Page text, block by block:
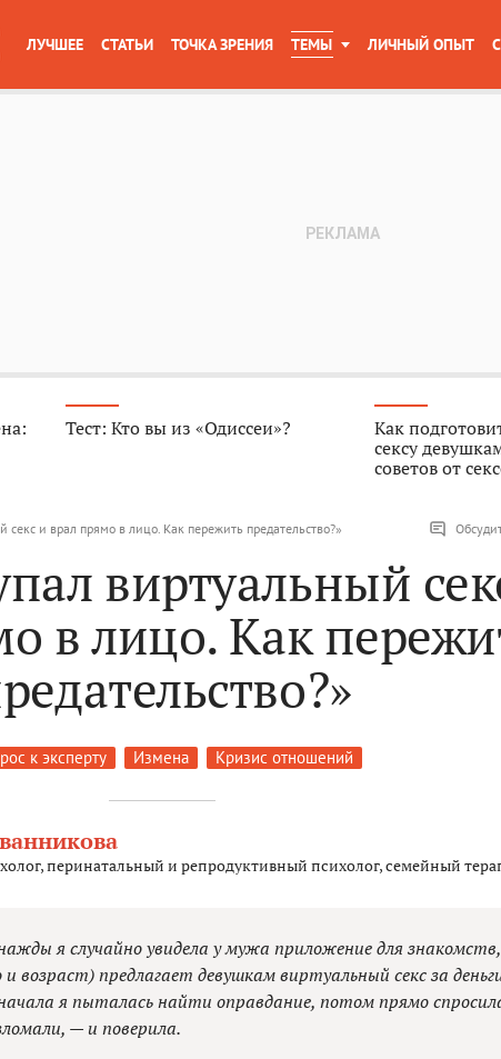
ЛУЧШЕЕ СТАТЬИ ТОЧКА ЗРЕНИЯ ТЕМЫ ЛИЧНЫЙ ОПЫТ
Тест: Кто вы из «Одиссеи»?
Как
сексу
советов от
и врал прямо в лицо. Как пережить предательство?»
виртуальный
в лицо. Как
к эксперту Измена Кризис отношений
перинатальный и репродуктивный психолог, семейный
я случайно увидела у мужа приложение для знакомств,
возраст) предлагает девушкам виртуальный секс за
я пыталась найти оправдание, потом прямо
— и поверила.